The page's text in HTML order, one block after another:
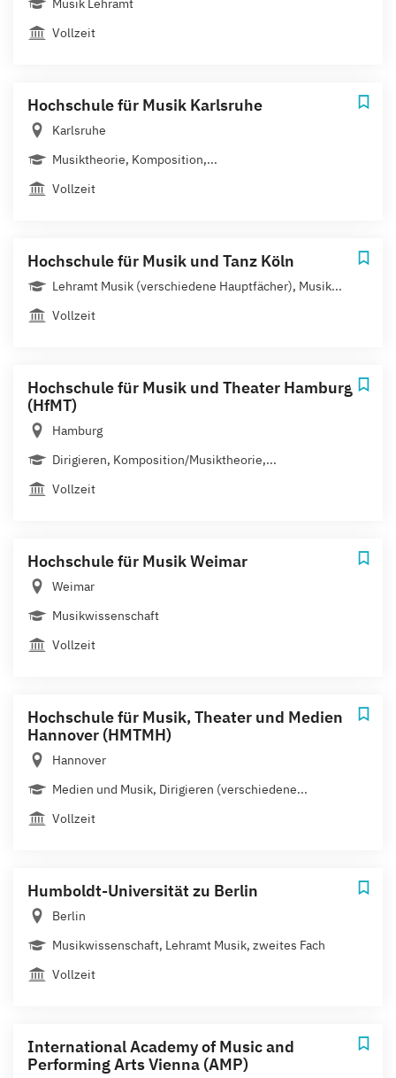
Musik Lehramt
Vollzeit
Hochschule für Musik Karlsruhe
Karlsruhe
Musiktheorie, Komposition,...
Vollzeit
Hochschule für Musik und Tanz Köln
Lehramt Musik (verschiedene Hauptfächer), Musik...
Vollzeit
Hochschule für Musik und Theater Hamburg
(HfMT)
Hamburg
Dirigieren, Komposition/Musiktheorie,...
Vollzeit
Hochschule für Musik Weimar
Weimar
Musikwissenschaft
Vollzeit
Hochschule für Musik, Theater und Medien
Hannover (HMTMH)
Hannover
Medien und Musik, Dirigieren (verschiedene...
Vollzeit
Humboldt-Universität zu Berlin
Berlin
Musikwissenschaft, Lehramt Musik, zweites Fach
Vollzeit
International Academy of Music and
Performing Arts Vienna (AMP)